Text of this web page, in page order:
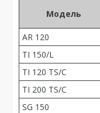
Модель
AR 120
TI 150/L
TI 120 TS/C
TI 200 TS/C
SG 150